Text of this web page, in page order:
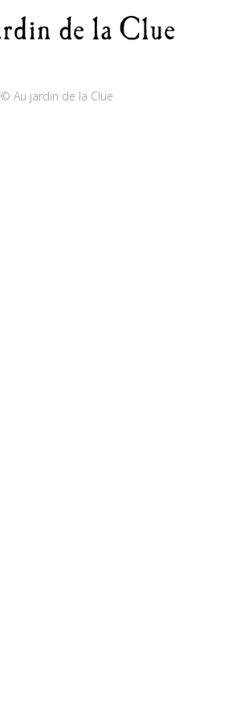
© Au jardin de la Clue